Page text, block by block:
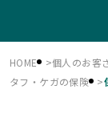
HOME 個人のお客
タフ・ケガの保険